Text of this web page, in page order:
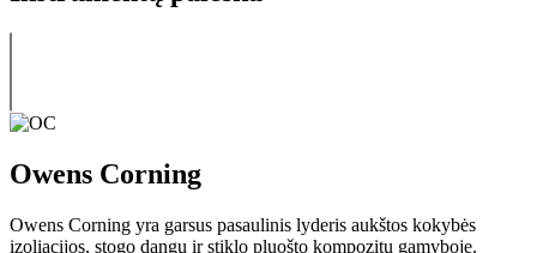
Owens Corning
Owens Corning yra garsus pasaulinis lyderis aukštos kokybės
izoliacijos, stogo dangų ir stiklo pluošto kompozitų gamyboje.